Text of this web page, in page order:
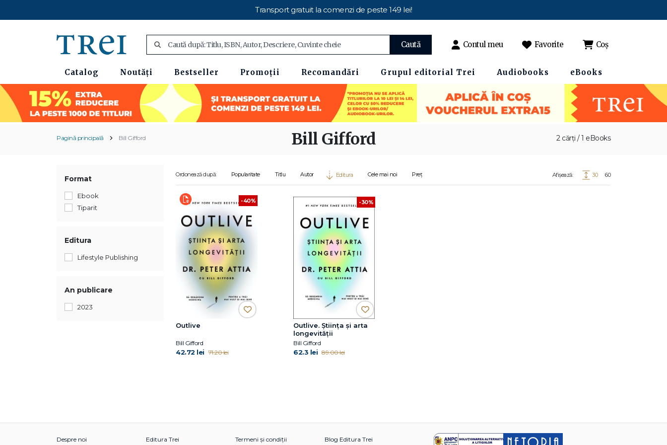
Transport gratuit la comenzi de peste 149 lei!
Caută Contul meu Favorite Coș
Catalog Noutăți Bestseller Promoții Recomandări Grupul editorial Trei Audiobooks eBooks
Pagină principală Bill Gifford 2 cărți / 1 eBooks
Bill Gifford
Format
Ebook
Tiparit
Editura
Lifestyle Publishing
An publicare
2023
Ordonează după: Popularitate Titlu Autor Editura Cele mai noi Preț Afișează: 30 60
-40%
Outlive
Bill Gifford
42.72 lei 71.20 lei
-30%
Outlive. Știința și arta
longevității
Bill Gifford
62.3 lei 89.00 lei
Despre noi Editura Trei Termeni și condiții Blog Editura Trei